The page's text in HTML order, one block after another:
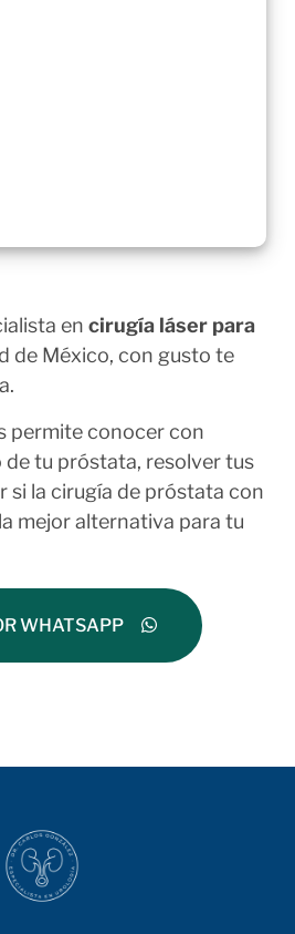
en cirugía láser para
de México, con gusto te
permite conocer con
de tu próstata, resolver tus
si la cirugía de próstata con
mejor alternativa para tu
WHATSAPP